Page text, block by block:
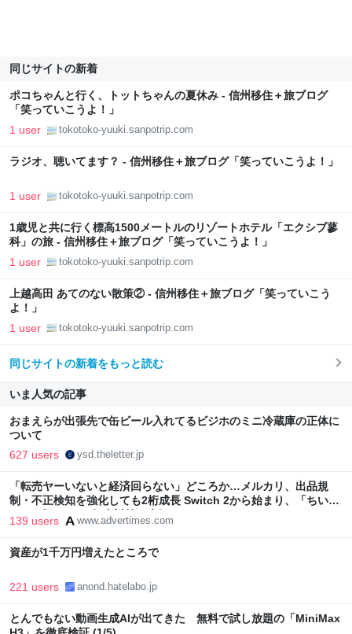
同じサイトの新着
ポコちゃんと行く、トットちゃんの夏休み - 信州移住＋旅ブログ
「笑っていこうよ！」
1 user tokotoko-yuuki.sanpotrip.com
ラジオ、聴いてます？ - 信州移住＋旅ブログ「笑っていこうよ！」
1 user tokotoko-yuuki.sanpotrip.com
1歳児と共に行く標高1500メートルのリゾートホテル「エクシブ蓼
科」の旅 - 信州移住＋旅ブログ「笑っていこうよ！」
1 user tokotoko-yuuki.sanpotrip.com
上越高田 あてのない散策② - 信州移住＋旅ブログ「笑っていこう
よ！」
1 user tokotoko-yuuki.sanpotrip.com
同じサイトの新着をもっと読む
いま人気の記事
おまえらが出張先で缶ビール入れてるビジホのミニ冷蔵庫の正体に
ついて
627 users ysd.theletter.jp
「転売ヤーいないと経済回らない」どころか…メルカリ、出品規
制・不正検知を強化しても2桁成長 Switch 2から始まり、「ちいか
わ」で極まった“転売対策の本気”
139 users www.advertimes.com
資産が1千万円増えたところで
221 users anond.hatelabo.jp
とんでもない動画生成AIが出てきた 無料で試し放題の「MiniMax